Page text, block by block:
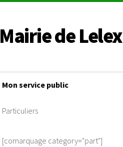
Mairie de Lelex
Mon service public
Particuliers
[comarquage category="part"]